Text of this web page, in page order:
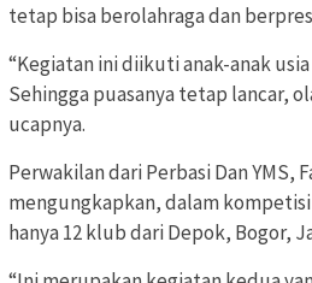
tetap bisa berolahraga dan
“Kegiatan ini diikuti anak-anak usia
Sehingga puasanya tetap lancar,
ucapnya.
Perwakilan dari Perbasi Dan YMS,
mengungkapkan, dalam
hanya 12 klub dari Depok, Bogor,